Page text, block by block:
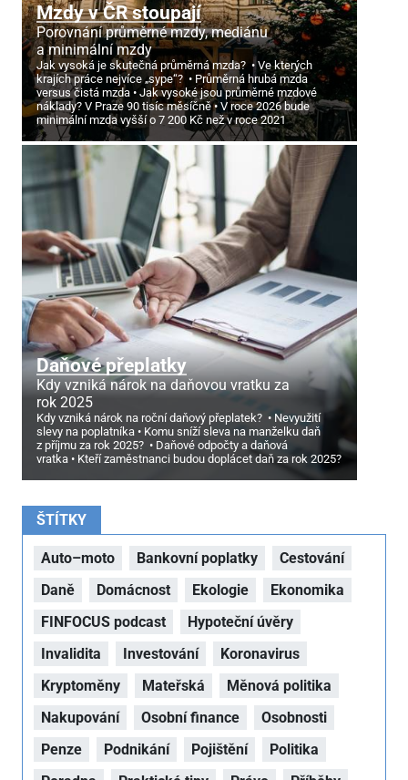
Mzdy v ČR stoupají
Porovnání průměrné mzdy, mediánu
a minimální mzdy
Jak vysoká je skutečná průměrná mzda?
Ve kterých
krajích práce nejvíce „sype“?
Průměrná hrubá mzda
versus čistá mzda
Jak vysoké jsou průměrné mzdové
náklady? V Praze 90 tisíc měsíčně
V roce 2026 bude
minimální mzda vyšší o 7 200 Kč než v roce 2021
Daňové přeplatky
Kdy vzniká nárok na daňovou vratku za
rok 2025
Kdy vzniká nárok na roční daňový přeplatek?
Nevyužití
slevy na poplatníka
Komu sníží sleva na manželku daň
z příjmu za rok 2025?
Daňové odpočty a daňová
vratka
Kteří zaměstnanci budou doplácet daň za rok 2025?
ŠTÍTKY
Auto–moto Bankovní poplatky
Cestování
Daně
Domácnost Ekologie
Ekonomika
FINFOCUS podcast
Hypoteční úvěry
Invalidita
Investování
Koronavirus
Kryptoměny
Mateřská
Měnová politika
Nakupování
Osobní finance
Osobnosti
Penze
Podnikání Pojištění
Politika